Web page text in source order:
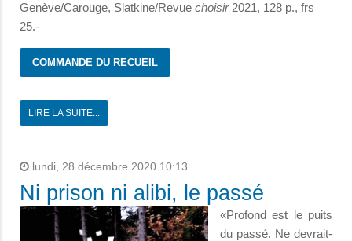
Genève/Carouge, Slatkine/Revue choisir2021, 128 p., frs
25.-
COMMANDE DU RECUEIL
LIRE LA SUITE...
lundi, 28 décembre 2020 10:13
Ni prison ni alibi, le passé
«Profond est le puits
du passé. Ne devrait-